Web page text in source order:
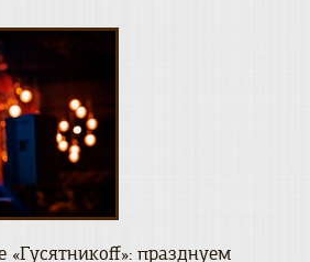
«Гусятникоff»: празднуем